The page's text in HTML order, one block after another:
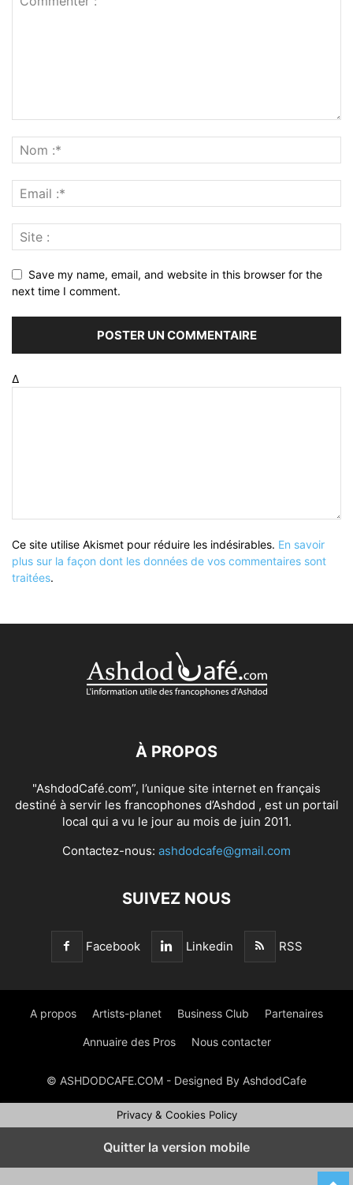
Save my name, email, and website in this browser for the
next time I comment.
Δ
Ce site utilise Akismet pour réduire les indésirables. En savoir
plus sur la façon dont les données de vos commentaires sont
traitées.
À PROPOS
"AshdodCafé.com”, l’unique site internet en français
destiné à servir les francophones d’Ashdod , est un portail
local qui a vu le jour au mois de juin 2011.
Contactez-nous: ashdodcafe@gmail.com
SUIVEZ NOUS
Facebook Linkedin RSS
A propos Artists-planet Business Club Partenaires
Annuaire des Pros Nous contacter
© ASHDODCAFE.COM - Designed By AshdodCafe
Privacy & Cookies Policy
Quitter la version mobile